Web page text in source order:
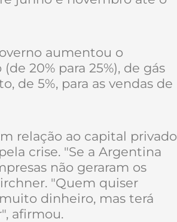
aumentou o
20% para 25%), de gás
de 5%, para as vendas de
relação ao capital privado
crise. "Se a Argentina
não geraram os
"Quem quiser
dinheiro, mas terá
afirmou.